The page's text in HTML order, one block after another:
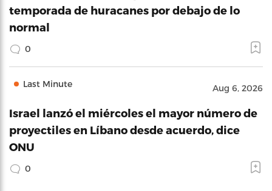
temporada de huracanes por debajo de lo
normal
0
Last Minute Aug 6, 2026
Israel lanzó el miércoles el mayor número de
proyectiles en Líbano desde acuerdo, dice
ONU
0